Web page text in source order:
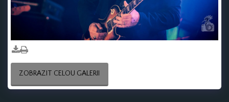
ZOBRAZIT CELOU GALERII